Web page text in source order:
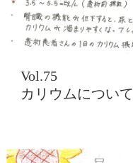
Vol.75
カリウムについて